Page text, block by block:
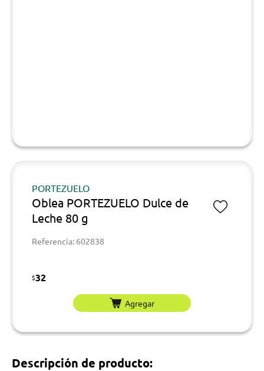
PORTEZUELO
Oblea PORTEZUELO Dulce de
Leche 80 g
Referencia: 602838
$32
Agregar
Descripción de producto: